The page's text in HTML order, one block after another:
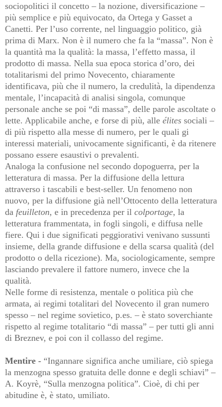
sociopolitici il concetto – la nozione, diversificazione –
più semplice e più equivocato, da Ortega y Gasset a
Canetti. Per l’uso corrente, nel linguaggio politico, già
prima di Marx. Non è il numero che fa la “massa”. Non è
la quantità ma la qualità: la massa, l’effetto massa, il
prodotto di massa. Nella sua epoca storica d’oro, dei
totalitarismi del primo Novecento, chiaramente
identificava, più che il numero, la credulità, la dipendenza
mentale, l’incapacità di analisi singola, comunque
personale anche se poi “di massa”, delle parole ascoltate o
lette. Applicabile anche, e forse di più, alle élites sociali –
di più rispetto alla messe di numero, per le quali gi
interessi materiali, univocamente significanti, è da ritenere
possano essere esaustivi o prevalenti.
Analoga la confusione nel secondo dopoguerra, per la
letteratura di massa. Per la diffusione della lettura
attraverso i tascabili e best-seller. Un fenomeno non
nuovo, per la diffusione già nell’Ottocento della letteratura
da feuilleton, e in precedenza per il colportage, la
letteratura frammentata, in fogli singoli, e diffusa nelle
fiere. Qui i due significati peggiorativi venivano sussunti
insieme, della grande diffusione e della scarsa qualità (del
prodotto o della ricezione). Ma, sociologicamente, sempre
lasciando prevalere il fattore numero, invece che la
qualità.
Nelle forme di resistenza, mentale o politica più che
armata, ai regimi totalitari del Novecento il gran numero
spesso – nel regime sovietico, p.es. – è stato soverchiante
rispetto al regime totalitario “di massa” – per tutti gli anni
di Breznev, e poi con il collasso del regime.
Mentire - “Ingannare significa anche umiliare, ciò spiega
la menzogna spesso gratuita delle donne e degli schiavi” –
A. Koyrè, “Sulla menzogna politica”. Cioè, di chi per
abitudine è, è stato, umiliato.